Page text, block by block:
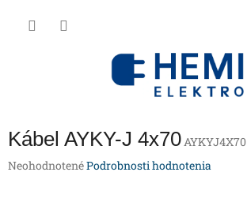
Kábel AYKY-J 4x70AYKYJ4X70
Priemerné
NeohodnotenéPodrobnosti hodnotenia